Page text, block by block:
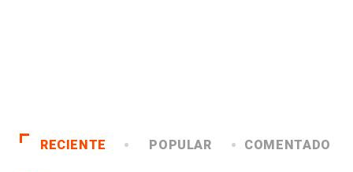
RECIENTE POPULAR COMENTADO